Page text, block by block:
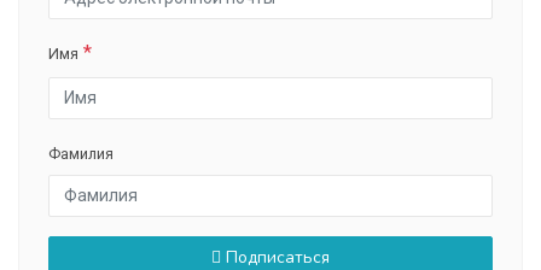
Имя
Фамилия
Подписаться